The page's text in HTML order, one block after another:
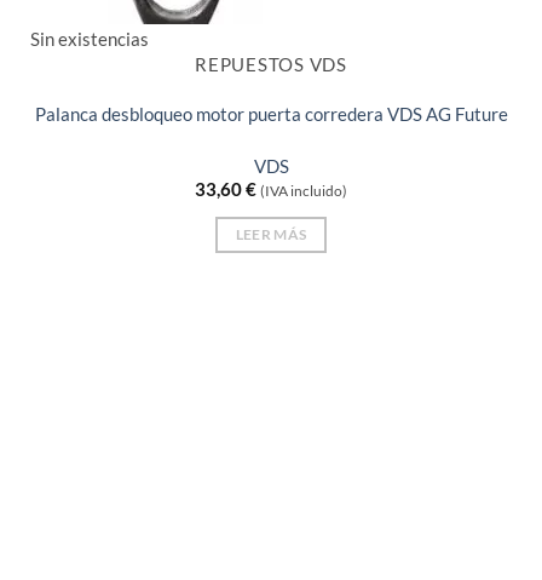
Sin existencias
REPUESTOS VDS
Palanca desbloqueo motor puerta corredera VDS AG Future
VDS
33,60€ (IVA incluido)
LEER MÁS